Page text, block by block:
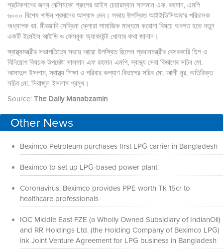
প্রটেকশনের জন্য বেক্সিমকো গ্রুপের ভাইস চেয়ারম্যান সালমান এফ. রহমান, এমপি
৬০০০ বিশেষ গাউন প্রদানের আশ্বাস দেন। সভায় উপস্থিত আইইডিসিআর’র পরিচালক
অধ্যাপক ডা. মীরজাদি সেব্রিনা ফ্লোরা সামাজিক মাধ্যমে করোনা বিষয়ে অবগত হতে নতুন
একটি ইমেইল আইডি ও ফেসবুক অ্যাকাউন্ট খোলার কথা জানান।
স্বাস্থ্যমন্ত্রীর সভাপতিত্বে সভায় আরো উপস্থিত ছিলেন প্রধানমন্ত্রীর বেসরকারি শিল্প ও
বিনিয়োগ বিষয়ক উপদেষ্টা সালমান এফ রহমান এমপি, স্বাস্থ্য সেবা বিভাগের সচিব মো.
আসাদুল ইসলাম, স্বাস্থ্য শিক্ষা ও পরিবার কল্যাণ বিভাগের সচিব মো. আলী নূর, অতিরিক্ত
সচিব মো. সিরাজুল ইসলাম প্রমুখ।
Source: The Daily Manabzamin
Other News
Beximco Petroleum purchases first LPG carrier in Bangladesh
Beximco to set up LPG-based power plant
Coronavirus: Beximco provides PPE worth Tk 15cr to
healthcare professionals
IOC Middle East FZE (a Wholly Owned Subsidiary of IndianOil)
and RR Holdings Ltd. (the Holding Company of Beximco LPG)
ink Joint Venture Agreement for LPG business in Bangladesh